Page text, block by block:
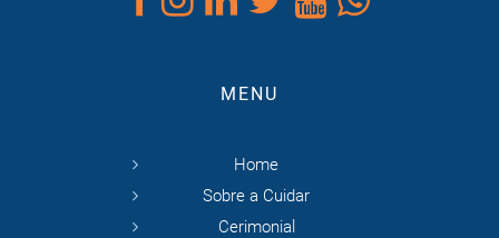
MENU
Home
Sobre a Cuidar
Cerimonial